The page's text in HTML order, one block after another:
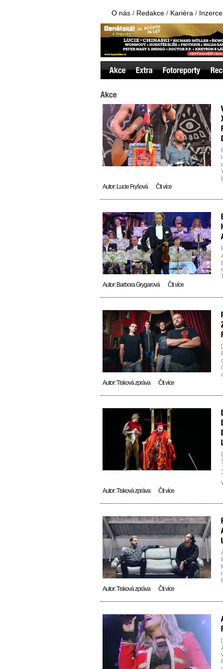
O nás / Redakce / Kariéra / Inzerce
Autor: Lucie Fryšová Čti více
Autor: Barbora Grygarová Čti více
Autor:Tisková zpráva Čti více
Autor:Tisková zpráva Čti více
Autor:Tisková zpráva Čti více